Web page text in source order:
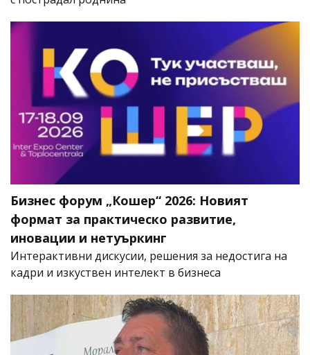
Бизнес форум „Кошер“ 2026: Новият
формат за практическо развитие,
иновации и нетуъркинг
Интерактивни дискусии, решения за недостига на
кадри и изкуствен интелект в бизнеса